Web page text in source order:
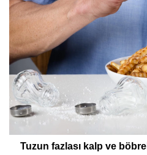
Tuzun fazlası kalp ve